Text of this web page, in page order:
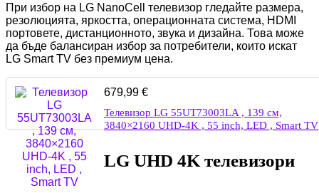
При избор на LG NanoCell телевизор гледайте размера,
резолюцията, яркостта, операционната система, HDMI
портовете, дистанционното, звука и дизайна. Това може
да бъде балансиран избор за потребители, които искат
LG Smart TV без премиум цена.
679,99 €
Телевизор LG 55UT73003LA , 139 см,
3840×2160 UHD-4K , 55 inch, LED , Smart TV
LG UHD 4K телевизори